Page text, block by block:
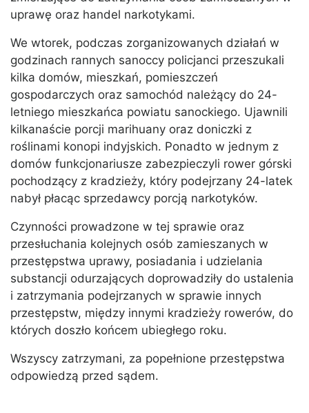
uprawę oraz handel narkotykami.
We wtorek, podczas zorganizowanych działań w
godzinach rannych sanoccy policjanci przeszukali
kilka domów, mieszkań, pomieszczeń
gospodarczych oraz samochód należący do 24-
letniego mieszkańca powiatu sanockiego. Ujawnili
kilkanaście porcji marihuany oraz doniczki z
roślinami konopi indyjskich. Ponadto w jednym z
domów funkcjonariusze zabezpieczyli rower górski
pochodzący z kradzieży, który podejrzany 24-latek
nabył płacąc sprzedawcy porcją narkotyków.
Czynności prowadzone w tej sprawie oraz
przesłuchania kolejnych osób zamieszanych w
przestępstwa uprawy, posiadania i udzielania
substancji odurzających doprowadziły do ustalenia
i zatrzymania podejrzanych w sprawie innych
przestępstw, między innymi kradzieży rowerów, do
których doszło końcem ubiegłego roku.
Wszyscy zatrzymani, za popełnione przestępstwa
odpowiedzą przed sądem.